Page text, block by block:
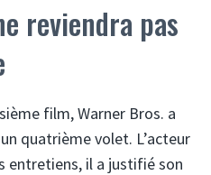
reviendra pas
film, Warner Bros. a
quatrième volet. L’acteur
entretiens, il a justifié son